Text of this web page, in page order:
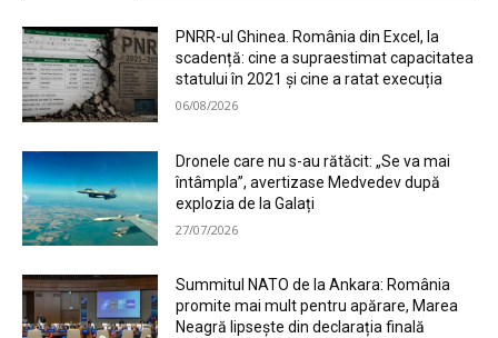
PNRR-ul Ghinea. România din Excel, la
scadență: cine a supraestimat capacitatea
statului în 2021 și cine a ratat execuția
06/08/2026
Dronele care nu s-au rătăcit: „Se va mai
întâmpla”, avertizase Medvedev după
explozia de la Galați
27/07/2026
Summitul NATO de la Ankara: România
promite mai mult pentru apărare, Marea
Neagră lipsește din declarația finală